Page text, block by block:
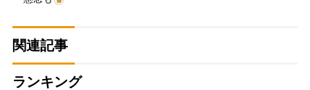
関連記事
ランキング